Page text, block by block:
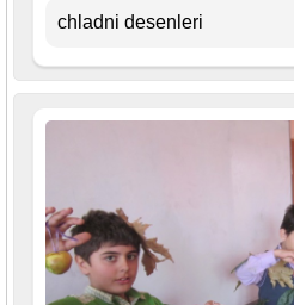
chladni desenleri